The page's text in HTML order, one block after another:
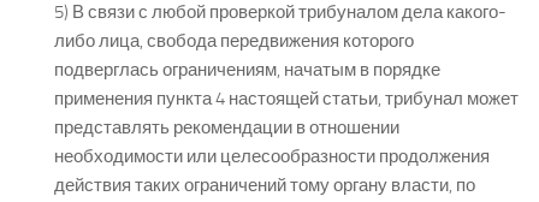
5) В связи с любой проверкой трибуналом дела какого-
либо лица, свобода передвижения которого
подверглась ограничениям, начатым в порядке
применения пункта 4 настоящей статьи, трибунал может
представлять рекомендации в отношении
необходимости или целесообразности продолжения
действия таких ограничений тому органу власти, по